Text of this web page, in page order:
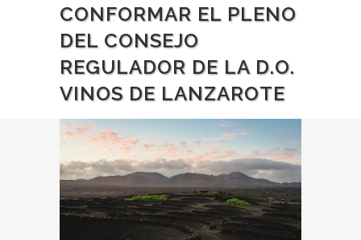
CONFORMAR EL PLENO
DEL CONSEJO
REGULADOR DE LA D.O.
VINOS DE LANZAROTE